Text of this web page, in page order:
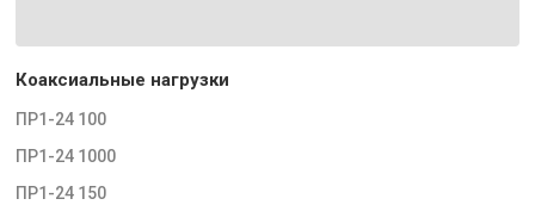
Коаксиальные нагрузки
ПР1-24 100
ПР1-24 1000
ПР1-24 150